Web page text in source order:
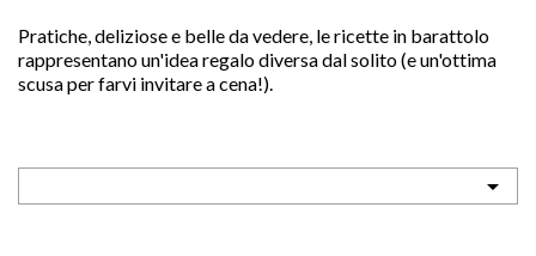
Pratiche, deliziose e belle da vedere, le ricette in barattolo
rappresentano un'idea regalo diversa dal solito (e un'ottima
scusa per farvi invitare a cena!).
